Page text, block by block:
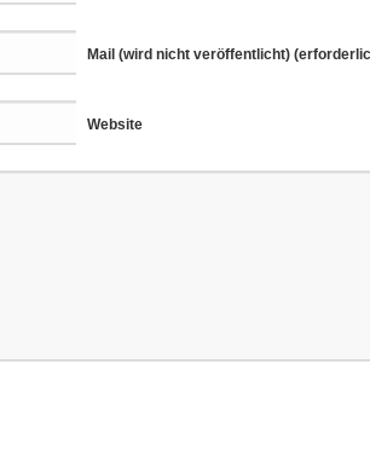
Mail (wird nicht veröffentlicht)
Website